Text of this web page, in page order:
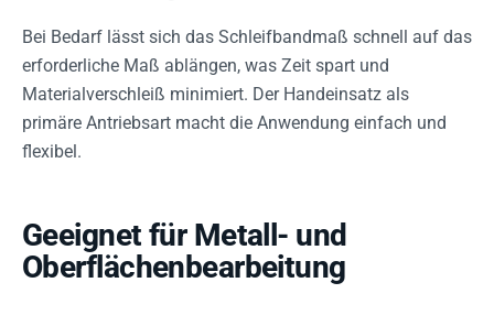
Bei Bedarf lässt sich das Schleifbandmaß schnell auf das
erforderliche Maß ablängen, was Zeit spart und
Materialverschleiß minimiert. Der Handeinsatz als
primäre Antriebsart macht die Anwendung einfach und
flexibel.
Geeignet für Metall- und
Oberflächenbearbeitung